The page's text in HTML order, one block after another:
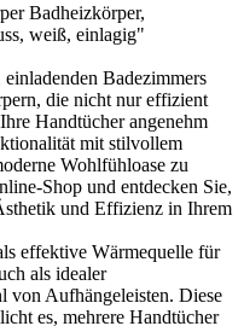
Badheizkörper,
weiß, einlagig"
Badezimmers
die nicht nur effizient
Handtücher angenehm
mit stilvollem
Wohlfühloase zu
Shop und entdecken Sie,
und Effizienz in Ihrem
effektive Wärmequelle für
als idealer
von Aufhängeleisten. Diese
es, mehrere Handtücher